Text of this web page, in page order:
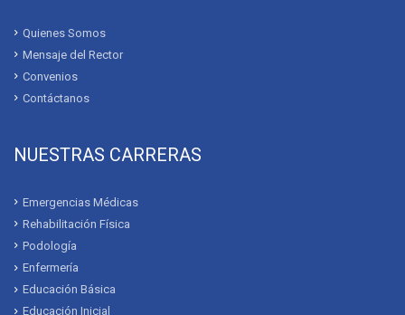
Quienes Somos
Mensaje del Rector
Convenios
Contáctanos
NUESTRAS CARRERAS
Emergencias Médicas
Rehabilitación Física
Podología
Enfermería
Educación Básica
Educación Inicial